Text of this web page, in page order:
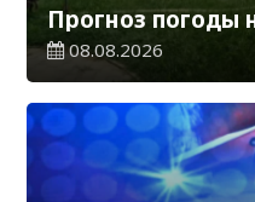
Прогноз погоды
08.08.2026